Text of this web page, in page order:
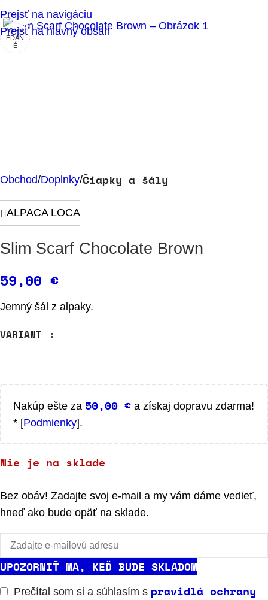
Prejsť na navigáciu
Prejsť na hlavný obsah
VYPR
EDAN
É
Klikni pre zväčšenie
Obchod Doplnky Čiapky a šály
ALPACA LOCA
Slim Scarf Chocolate Brown
59,00 €
Jemný šál z alpaky.
VARIANT
Nakúp ešte za 50,00 € a získaj dopravu zdarma!
* [Podmienky].
Nie je na sklade
Bez obáv! Zadajte svoj e-mail a my vám dáme vedieť,
hneď ako bude opäť na sklade.
UPOZORNIŤ MA, KEĎ BUDE SKLADOM
Prečítal som si a súhlasím s pravidlá ochrany